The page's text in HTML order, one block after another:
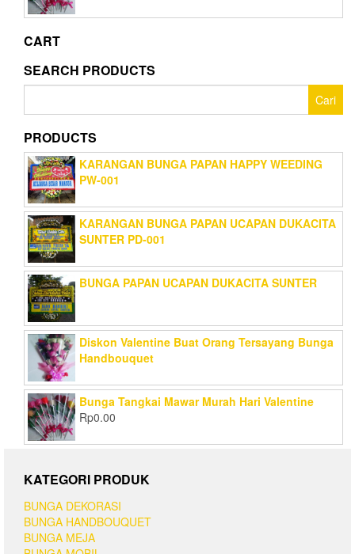
CART
SEARCH PRODUCTS
PRODUCTS
KARANGAN BUNGA PAPAN HAPPY WEEDING
PW-001
KARANGAN BUNGA PAPAN UCAPAN DUKACITA
SUNTER PD-001
BUNGA PAPAN UCAPAN DUKACITA SUNTER
Diskon Valentine Buat Orang Tersayang Bunga
Handbouquet
Bunga Tangkai Mawar Murah Hari Valentine
Rp0.00
KATEGORI PRODUK
BUNGA DEKORASI
BUNGA HANDBOUQUET
BUNGA MEJA